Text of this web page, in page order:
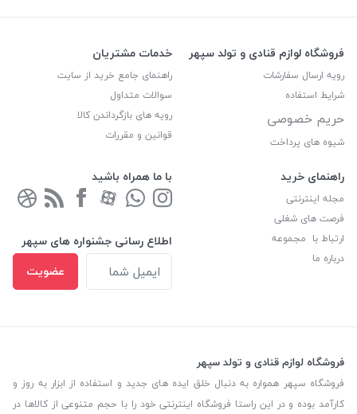
فروشگاه لوازم قنادی و تولد سپهر
رویه ارسال سفارشات
شرایط استفاده
حریم خصوصی
شیوه های پرداخت
خدمات مشتریان
راهنمای جامع خرید از سایت
سوالات متداول
رویه های بازگرداندن کالا
قوانین و مقررات
راهنمای خرید
مجله اینترنتی
فرصت های شغلی
ارتباط با مجموعه
درباره ما
با ما همراه باشید
اطلاع رسانی جشنواره های سپهر
عضویت
فروشگاه لوازم قنادی و تولد سپهر
فروشگاه سپهر همواره به دنبال خلق ایده های جدید و استفاده از ابزار به روز و
کارآمد بوده و در این راستا فروشگاه اینترنتی خود را با حجم متنوعی از کالاها در